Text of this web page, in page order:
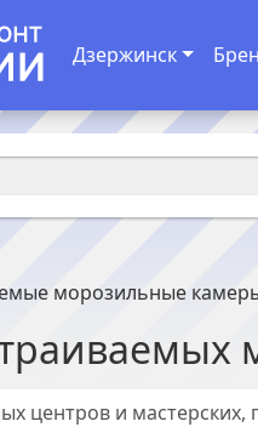
Дзержинск
морозильные
центров и